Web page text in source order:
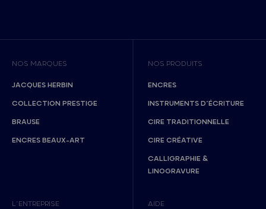
NOS MARQUES
JACQUES HERBIN
COLLECTION PRESTIGE
BRAUSE
ENCRES BEAUX-ART
NOS PRODUITS
ENCRES
INSTRUMENTS D’ÉCRITURE
CIRE TRADITIONNELLE
CIRE CRÉATIVE
CALLIGRAPHIE &
LINOGRAVURE
L’ENTREPRISE AIDE